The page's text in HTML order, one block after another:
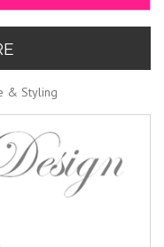
& Styling